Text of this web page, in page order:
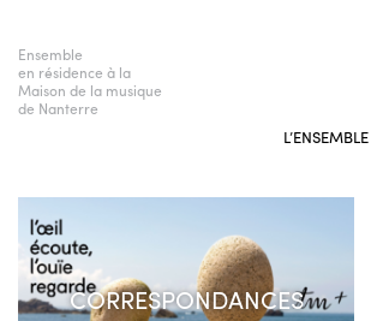
Ensemble
en résidence à la
Maison de la musique
de Nanterre
L’ENSEMBLE
CORRESPONDANCES